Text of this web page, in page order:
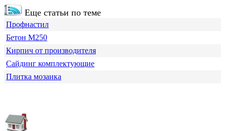
Еще статьи по теме
Профнастил
Бетон М250
Кирпич от производителя
Сайдинг комплектующие
Плитка мозаика